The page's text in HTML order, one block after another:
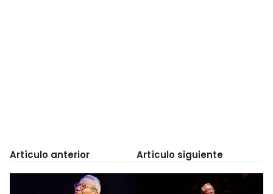
Artículo anterior Artículo siguiente